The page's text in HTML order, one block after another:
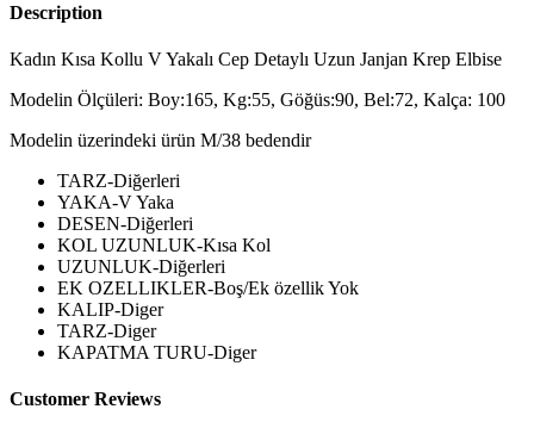
Description
Kadın Kısa Kollu V Yakalı Cep Detaylı Uzun Janjan Krep Elbise
Modelin Ölçüleri: Boy:165, Kg:55, Göğüs:90, Bel:72, Kalça: 100
Modelin üzerindeki ürün M/38 bedendir
TARZ-Diğerleri
YAKA-V Yaka
DESEN-Diğerleri
KOL UZUNLUK-Kısa Kol
UZUNLUK-Diğerleri
EK OZELLIKLER-Boş/Ek özellik Yok
KALIP-Diger
TARZ-Diger
KAPATMA TURU-Diger
Customer Reviews